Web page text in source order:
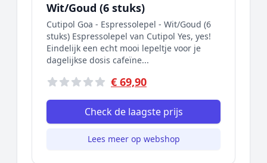
Wit/Goud (6 stuks)
Cutipol Goa - Espressolepel - Wit/Goud (6
stuks) Espressolepel van Cutipol Yes, yes!
Eindelijk een echt mooi lepeltje voor je
dagelijkse dosis cafeïne...
€ 69,90
Check de laagste prijs
Lees meer op webshop